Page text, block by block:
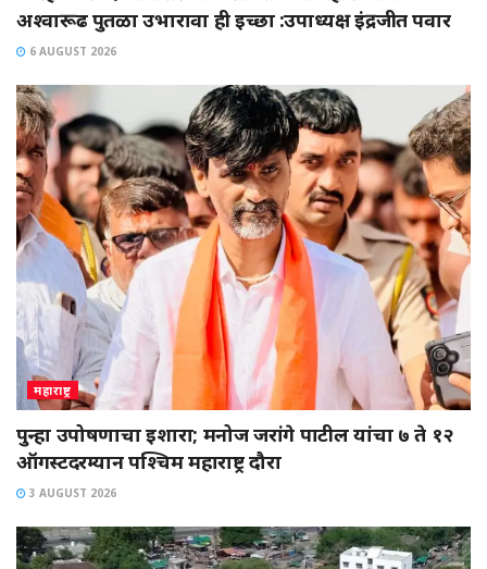
अश्वारूढ पुतळा उभारावा ही इच्छा :उपाध्यक्ष इंद्रजीत पवार
6 AUGUST 2026
महाराष्ट्र
पुन्हा उपोषणाचा इशारा; मनोज जरांगे पाटील यांचा ७ ते १२
ऑगस्टदरम्यान पश्चिम महाराष्ट्र दौरा
3 AUGUST 2026